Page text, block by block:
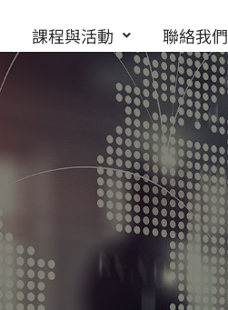
課程與活動 聯絡我們